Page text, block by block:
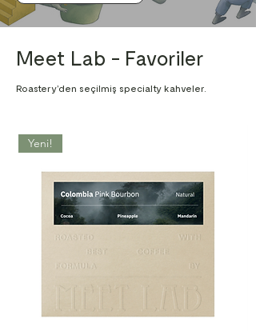
Meet Lab - Favoriler
Roastery’den seçilmiş specialty kahveler.
Yeni!